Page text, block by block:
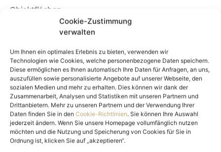
Cookie-Zustimmung
verwalten
Um Ihnen ein optimales Erlebnis zu bieten, verwenden wir
Technologien wie Cookies, welche personenbezogene Daten speichern.
Diese ermöglichen es Ihnen automatisch Ihre Daten für Anfragen, an uns,
auszufüllen sowie personalisierte Angebote auf unserer Webseite, den
sozialen Medien und mehr zu erhalten. Dies können wir dank der
Zusammenarbeit, Analysen und Statistiken mit unseren Partnern und
Drittanbietern. Mehr zu unseren Partnern und der Verwendung Ihrer
Daten finden Sie in den Cookie-Richtlinien. Sie können Ihre Auswahl
jederzeit ändern. Wenn Sie unsere Homepage vollumfänglich nutzen
möchten und die Nutzung und Speicherung von Cookies für Sie in
Ordnung ist, klicken Sie auf „akzeptieren“.
Hundezone am Wasser.
15 min zum Motorikpark
- mit dem Rad:
4 min zum Hirschstettner Badeteich, welcher zahlreiche
Erholungsmöglichkeiten, Spielplätze und eine Hundezone
am Wasser bietet
5 min zum Motorikpark
6 min zu den Blumengärten Hirschstetten, welche im
Winter einen wunderschönen Weihnachtsmarkt
beheimatet.
8-15 min mit dem Rad bei der U-Bahn-Linie 1 (U1), U-Bahn-
Linie 2 (U2) oder S-Bahn Station Erzherzog-Karl-Straße,
Objektflächen
64,4 m²
Kellerfläche
3,36 m²
Anzahl Zimmer
3
Anzahl Schlafzimmer
2
Anzahl Badezimmer
1
Anzahl sep. WC
1
Balkone
1
Balkon-/Terrassenfläche
6,96 m²
Ausstattung